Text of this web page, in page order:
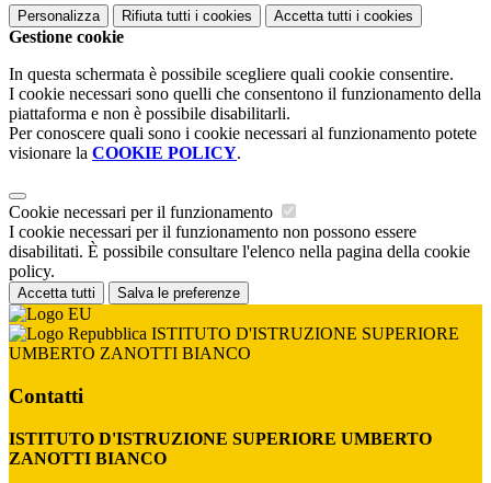
Personalizza Rifiuta tutti i cookies Accetta tutti i cookies
Gestione cookie
In questa schermata è possibile scegliere quali cookie consentire.
I cookie necessari sono quelli che consentono il funzionamento della
piattaforma e non è possibile disabilitarli.
Per conoscere quali sono i cookie necessari al funzionamento potete
visionare la COOKIE POLICY.
Cookie necessari per il funzionamento
I cookie necessari per il funzionamento non possono essere
disabilitati. È possibile consultare l'elenco nella pagina della cookie
policy.
Accetta tutti Salva le preferenze
ISTITUTO D'ISTRUZIONE SUPERIORE
UMBERTO ZANOTTI BIANCO
Contatti
ISTITUTO D'ISTRUZIONE SUPERIORE UMBERTO
ZANOTTI BIANCO